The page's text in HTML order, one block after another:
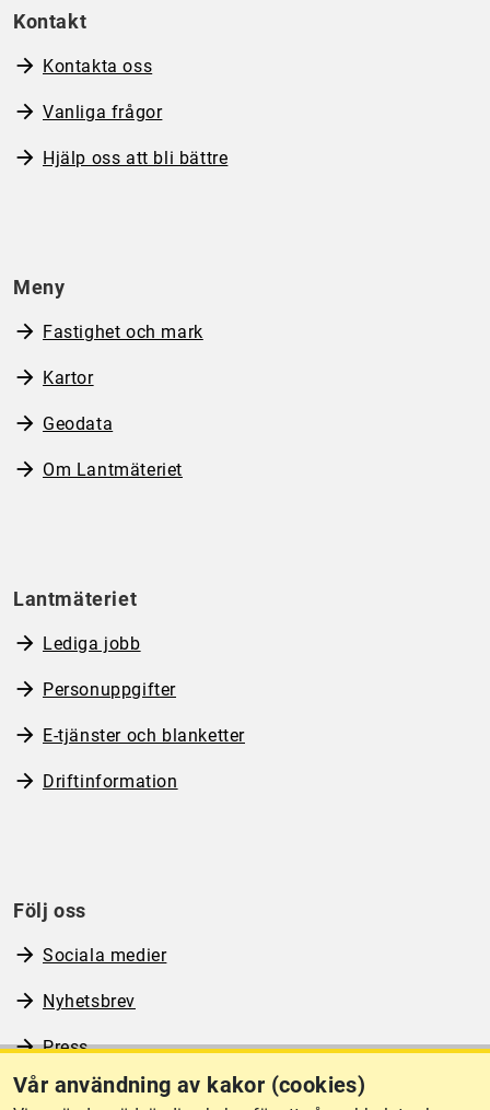
Vår användning av kakor (cookies)
Kontakt
Kontakta oss
Vanliga frågor
Hjälp oss att bli bättre
Meny
Fastighet och mark
Kartor
Geodata
Om Lantmäteriet
Lantmäteriet
Lediga jobb
Personuppgifter
E-tjänster och blanketter
Driftinformation
Följ oss
Sociala medier
Nyhetsbrev
Press
RSS